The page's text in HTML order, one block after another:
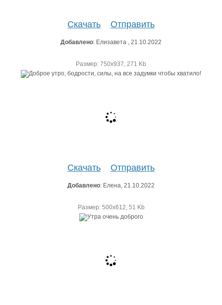
Скачать Отправить
Добавлено: Елизавета , 21.10.2022
Размер: 750х937, 271 Kb
Скачать Отправить
Добавлено: Елена, 21.10.2022
Размер: 500х612, 51 Kb